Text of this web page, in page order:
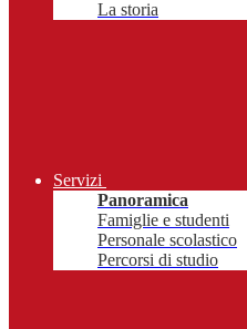
La storia
Servizi
Panoramica
Famiglie e studenti
Personale scolastico
Percorsi di studio